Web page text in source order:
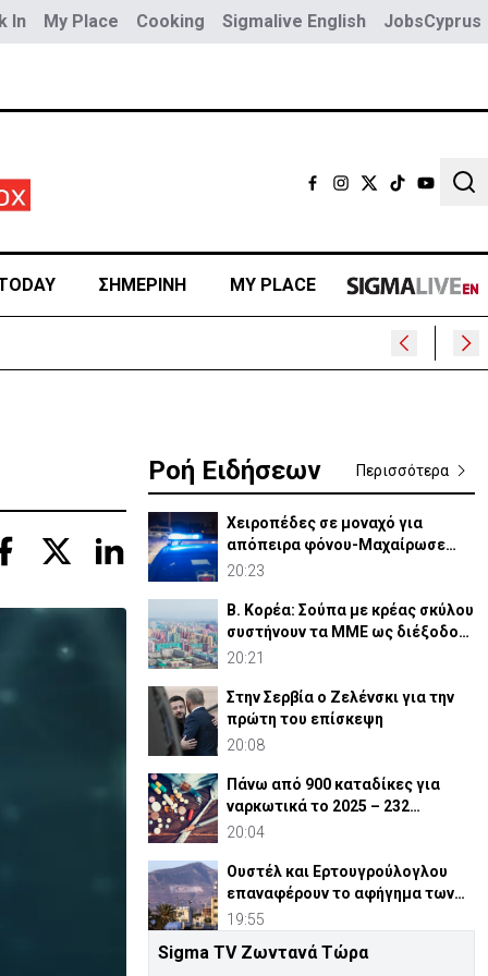
In My Place Cooking Sigmalive English JobsCyprus
ΣΗΜΕΡΙΝΗ MY PLACE
Ροή Ειδήσεων Περισσότερα
Χειροπέδες σε μοναχό για
απόπειρα φόνου-Μαχαίρωσε
στο λαιμό 53χρονο
20:23
Β. Κορέα: Σούπα με κρέας σκύλου
συστήνουν τα MME ως διέξοδο
στον καύσωνα
20:21
Στην Σερβία ο Ζελένσκι για την
πρώτη του επίσκεψη
20:08
Πάνω από 900 καταδίκες για
ναρκωτικά το 2025 – 232
ναρκέμποροι στη φυλακή
20:04
Ουστέλ και Ερτουγρούλογλου
επαναφέρουν το αφήγημα των
Κοκκίνων
19:55
Υπό «κράτηση» για άλλες 7 μέρες
Sigma TV Ζωντανά Τώρα